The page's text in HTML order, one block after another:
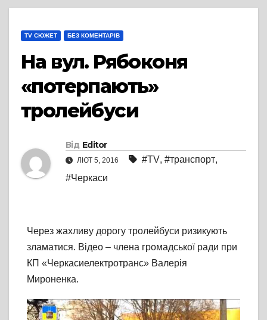
TV СЮЖЕТ БЕЗ КОМЕНТАРІВ
На вул. Рябоконя
«потерпають»
тролейбуси
Від Editor
ЛЮТ 5, 2016 #TV, #транспорт,
#Черкаси
Через жахливу дорогу тролейбуси ризикують
зламатися. Відео – члена громадської ради при
КП «Черкасиелектротранс» Валерія
Мироненка.